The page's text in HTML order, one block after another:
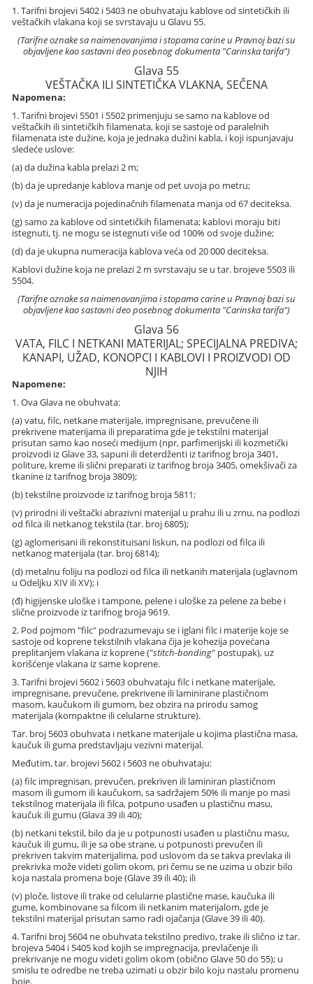
1. Tarifni brojevi 5402 i 5403 ne obuhvataju kablove od sintetičkih ili
veštačkih vlakana koji se svrstavaju u Glavu 55.
(Tarifne oznake sa naimenovanjima i stopama carine u Pravnoj bazi su
objavljene kao sastavni deo posebnog dokumenta "Carinska tarifa")
Glava 55
VEŠTAČKA ILI SINTETIČKA VLAKNA, SEČENA
Napomena:
1. Tarifni brojevi 5501 i 5502 primenjuju se samo na kablove od
veštačkih ili sintetičkih filamenata, koji se sastoje od paralelnih
filamenata iste dužine, koja je jednaka dužini kabla, i koji ispunjavaju
sledeće uslove:
(a) da dužina kabla prelazi 2 m;
(b) da je upredanje kablova manje od pet uvoja po metru;
(v) da je numeracija pojedinačnih filamenata manja od 67 deciteksa.
(g) samo za kablove od sintetičkih filamenata; kablovi moraju biti
istegnuti, tj. ne mogu se istegnuti više od 100% od svoje dužine;
(d) da je ukupna numeracija kablova veća od 20 000 deciteksa.
Kablovi dužine koja ne prelazi 2 m svrstavaju se u tar. brojeve 5503 ili
5504.
(Tarifne oznake sa naimenovanjima i stopama carine u Pravnoj bazi su
objavljene kao sastavni deo posebnog dokumenta "Carinska tarifa")
Glava 56
VATA, FILC I NETKANI MATERIJAL; SPECIJALNA PREDIVA;
KANAPI, UŽAD, KONOPCI I KABLOVI I PROIZVODI OD
NJIH
Napomene:
1. Ova Glava ne obuhvata:
(a) vatu, filc, netkane materijale, impregnisane, prevučene ili
prekrivene materijama ili preparatima gde je tekstilni materijal
prisutan samo kao noseći medijum (npr, parfimerijski ili kozmetički
proizvodi iz Glave 33, sapuni ili deterdženti iz tarifnog broja 3401,
politure, kreme ili slični preparati iz tarifnog broja 3405, omekšivači za
tkanine iz tarifnog broja 3809);
(b) tekstilne proizvode iz tarifnog broja 5811;
(v) prirodni ili veštački abrazivni materijal u prahu ili u zrnu, na podlozi
od filca ili netkanog tekstila (tar. broj 6805);
(g) aglomerisani ili rekonstituisani liskun, na podlozi od filca ili
netkanog materijala (tar. broj 6814);
(d) metalnu foliju na podlozi od filca ili netkanih materijala (uglavnom
u Odeljku XIV ili XV); i
(đ) higijenske uloške i tampone, pelene i uloške za pelene za bebe i
slične proizvode iz tarifnog broja 9619.
2. Pod pojmom "filc" podrazumevaju se i iglani filc i materije koje se
sastoje od koprene tekstilnih vlakana čija je kohezija povećana
preplitanjem vlakana iz koprene ("stitch-bonding" postupak), uz
korišćenje vlakana iz same koprene.
3. Tarifni brojevi 5602 i 5603 obuhvataju filc i netkane materijale,
impregnisane, prevučene, prekrivene ili laminirane plastičnom
masom, kaučukom ili gumom, bez obzira na prirodu samog
materijala (kompaktne ili celularne strukture).
Tar. broj 5603 obuhvata i netkane materijale u kojima plastična masa,
kaučuk ili guma predstavljaju vezivni materijal.
Međutim, tar. brojevi 5602 i 5603 ne obuhvataju:
(a) filc impregnisan, prevučen, prekriven ili laminiran plastičnom
masom ili gumom ili kaučukom, sa sadržajem 50% ili manje po masi
tekstilnog materijala ili filca, potpuno usađen u plastičnu masu,
kaučuk ili gumu (Glava 39 ili 40);
(b) netkani tekstil, bilo da je u potpunosti usađen u plastičnu masu,
kaučuk ili gumu, ili je sa obe strane, u potpunosti prevučen ili
prekriven takvim materijalima, pod uslovom da se takva prevlaka ili
prekrivka može videti golim okom, pri čemu se ne uzima u obzir bilo
koja nastala promena boje (Glave 39 ili 40); ili
(v) ploče, listove ili trake od celularne plastične mase, kaučuka ili
gume, kombinovane sa filcom ili netkanim materijalom, gde je
tekstilni materijal prisutan samo radi ojačanja (Glave 39 ili 40).
4. Tarifni broj 5604 ne obuhvata tekstilno predivo, trake ili slično iz tar.
brojeva 5404 i 5405 kod kojih se impregnacija, prevlačenje ili
prekrivanje ne mogu videti golim okom (obično Glave 50 do 55); u
smislu te odredbe ne treba uzimati u obzir bilo koju nastalu promenu